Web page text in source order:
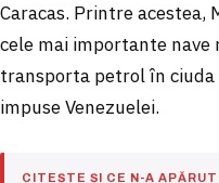
Caracas. Printre acestea,
cele mai importante
transporta petrol în
impuse Venezuelei.
CITEȘTE ȘI CE N-A APĂRUT